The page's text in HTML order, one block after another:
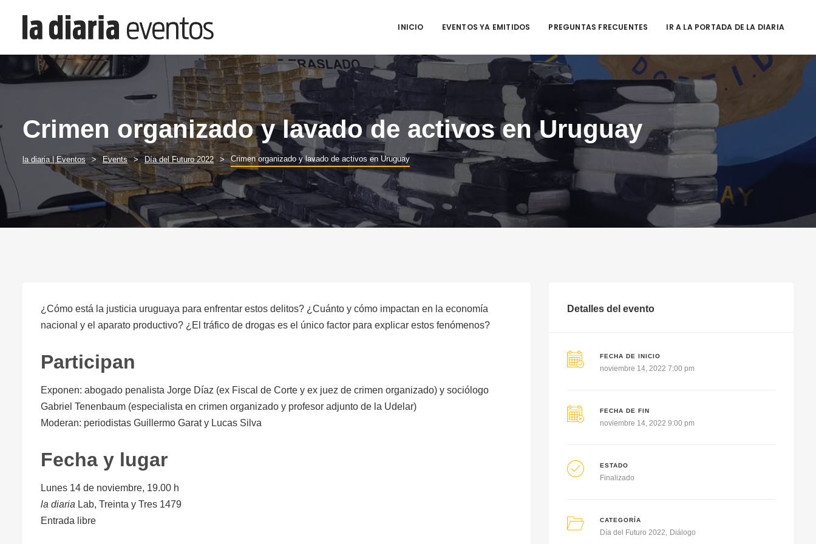
INICIO EVENTOS YA EMITIDOS PREGUNTAS FRECUENTES IR A LA PORTADA DE LA DIARIA
Crimen organizado y lavado de activos en Uruguay
la diaria | Eventos Events Día del Futuro 2022 Crimen organizado y lavado de activos en Uruguay
¿Cómo está la justicia uruguaya para enfrentar estos delitos? ¿Cuánto y cómo impactan en la economía
nacional y el aparato productivo? ¿El tráfico de drogas es el único factor para explicar estos fenómenos?
Participan
Exponen: abogado penalista Jorge Díaz (ex Fiscal de Corte y ex juez de crimen organizado) y sociólogo
Gabriel Tenenbaum (especialista en crimen organizado y profesor adjunto de la Udelar)
Moderan: periodistas Guillermo Garat y Lucas Silva
Fecha y lugar
Lunes 14 de noviembre, 19.00 h
la diaria Lab, Treinta y Tres 1479
Entrada libre
Detalles del evento
FECHA DE INICIO
noviembre 14, 2022 7:00 pm
FECHA DE FIN
noviembre 14, 2022 9:00 pm
ESTADO
Finalizado
CATEGORÍA
Día del Futuro 2022 Diálogo